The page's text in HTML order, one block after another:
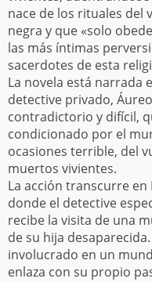
nace de los rituales del
negra y que «solo
las más íntimas
sacerdotes de esta
La novela está narrada
detective privado,
contradictorio y difícil,
condicionado por el
ocasiones terrible, del
muertos vivientes.
La acción transcurre en
donde el detective
recibe la visita de una
de su hija
involucrado en un
enlaza con su propio